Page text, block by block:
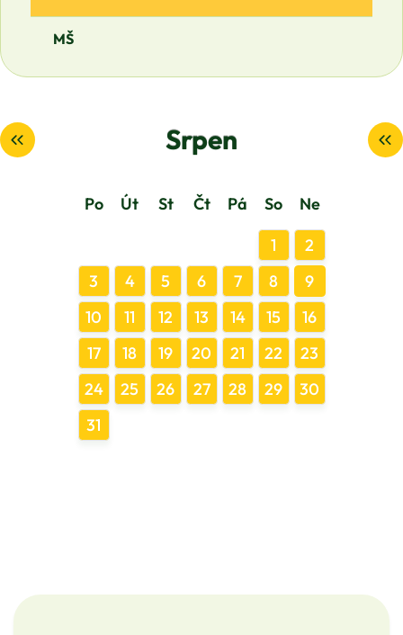
MŠ
Srpen
Po Út St Čt Pá So
Ne
1
2
3
4 5 6 7 8
9
10
11 12 13 14 15
16
17
18 19 20 21 22
23
24
25 26 27 28 29
30
31